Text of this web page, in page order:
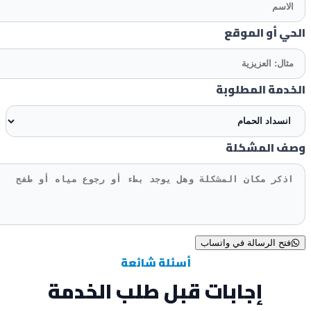
أو الموقع
المطلوبة
المشكلة
فتح الرسالة في واتساب
أسئلة شائعة
إجابات قبل طلب الخدمة